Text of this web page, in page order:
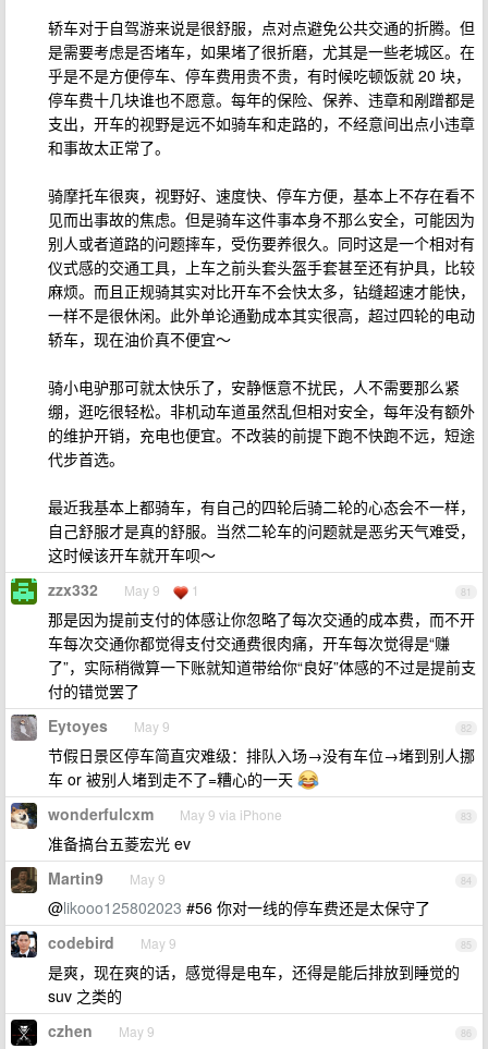
轿车对于自驾游来说是很舒服，点对点避免公共交通的折腾。但
是需要考虑是否堵车，如果堵了很折磨，尤其是一些老城区。在
乎是不是方便停车、停车费用贵不贵，有时候吃顿饭就 20 块，
停车费十几块谁也不愿意。每年的保险、保养、违章和剐蹭都是
支出，开车的视野是远不如骑车和走路的，不经意间出点小违章
和事故太正常了。
骑摩托车很爽，视野好、速度快、停车方便，基本上不存在看不
见而出事故的焦虑。但是骑车这件事本身不那么安全，可能因为
别人或者道路的问题摔车，受伤要养很久。同时这是一个相对有
仪式感的交通工具，上车之前头套头盔手套甚至还有护具，比较
麻烦。而且正规骑其实对比开车不会快太多，钻缝超速才能快，
一样不是很休闲。此外单论通勤成本其实很高，超过四轮的电动
轿车，现在油价真不便宜～
骑小电驴那可就太快乐了，安静惬意不扰民，人不需要那么紧
绷，逛吃很轻松。非机动车道虽然乱但相对安全，每年没有额外
的维护开销，充电也便宜。不改装的前提下跑不快跑不远，短途
代步首选。
最近我基本上都骑车，有自己的四轮后骑二轮的心态会不一样，
自己舒服才是真的舒服。当然二轮车的问题就是恶劣天气难受，
这时候该开车就开车呗～
81
zzx332 May 9 1
那是因为提前支付的体感让你忽略了每次交通的成本费，而不开
车每次交通你都觉得支付交通费很肉痛，开车每次觉得是“赚
了”，实际稍微算一下账就知道带给你“良好”体感的不过是提前支
付的错觉罢了
82
Eytoyes May 9
节假日景区停车简直灾难级：排队入场→没有车位→堵到别人挪
车 or 被别人堵到走不了=糟心的一天
83
wonderfulcxm May 9 via iPhone
准备搞台五菱宏光 ev
84
Martin9 May 9
@likooo125802023 #56 你对一线的停车费还是太保守了
85
codebird May 9
是爽，现在爽的话，感觉得是电车，还得是能后排放到睡觉的
suv 之类的
86
czhen May 9